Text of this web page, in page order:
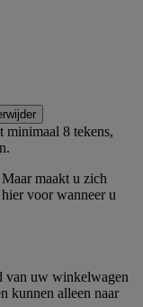
minimaal 8 tekens,
maakt u zich
voor wanneer u
van uw winkelwagen
kunnen alleen naar